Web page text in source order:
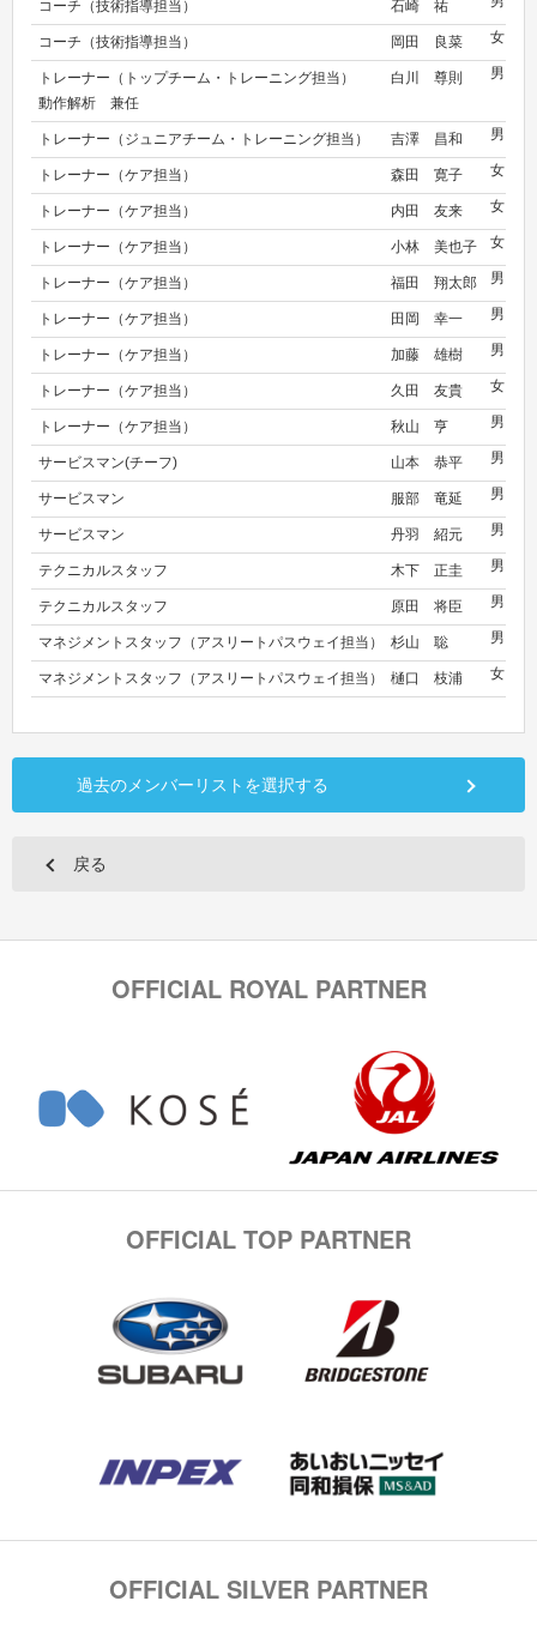
コーチ（技術指導担当） 石崎 祐
コーチ（技術指導担当） 岡田 良菜 女
トレーナー（トップチーム・トレーニング担当）
動作解析 兼任
白川 尊則 男
トレーナー（ジュニアチーム・トレーニング担当） 吉澤 昌和 男
トレーナー（ケア担当） 森田 寛子 女
トレーナー（ケア担当） 内田 友来 女
トレーナー（ケア担当） 小林 美也子 女
トレーナー（ケア担当） 福田 翔太郎 男
トレーナー（ケア担当） 田岡 幸一 男
トレーナー（ケア担当） 加藤 雄樹 男
トレーナー（ケア担当） 久田 友貴 女
トレーナー（ケア担当） 秋山 亨 男
サービスマン(チーフ) 山本 恭平 男
サービスマン 服部 竜延 男
サービスマン 丹羽 紹元 男
テクニカルスタッフ 木下 正圭 男
テクニカルスタッフ 原田 将臣 男
マネジメントスタッフ（アスリートパスウェイ担当） 杉山 聡 男
マネジメントスタッフ（アスリートパスウェイ担当） 樋口 枝浦 女
過去のメンバーリストを選択する
戻る
OFFICIAL ROYAL PARTNER
OFFICIAL TOP PARTNER
OFFICIAL SILVER PARTNER